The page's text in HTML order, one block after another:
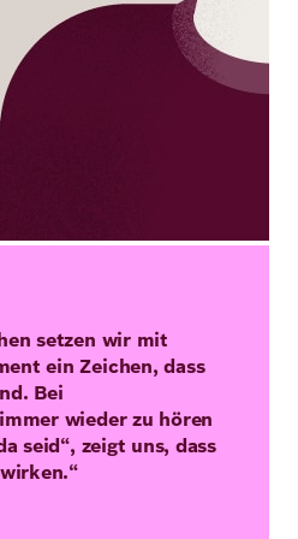
setzen wir mit
ein Zeichen, dass
Bei
wieder zu hören
seid“, zeigt uns, dass